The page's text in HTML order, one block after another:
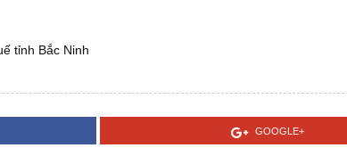
tỉnh Bắc Ninh
GOOGLE+